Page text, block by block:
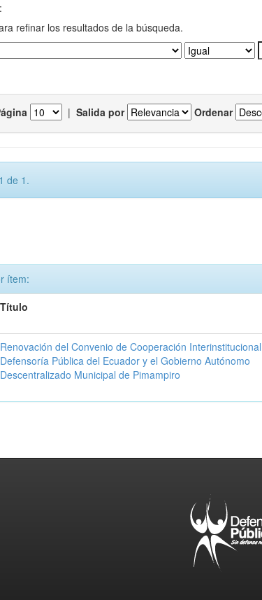
refinar los resultados de la búsqueda.
| Salida por Ordenar
de 1.
ítem:
Título
Renovación del Convenio de Cooperación
Defensoría Pública del Ecuador y el Gobierno Autónomo
Descentralizado Municipal de Pimampiro